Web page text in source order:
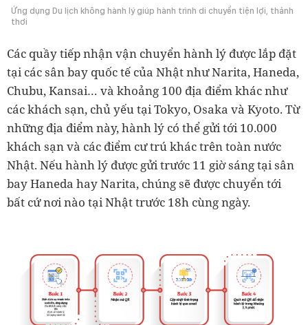
Ứng dụng Du lịch không hành lý giúp hành trình di chuyển tiện lợi, thảnh
thơi
Các quầy tiếp nhận vận chuyển hành lý được lắp đặt
tại các sân bay quốc tế của Nhật như Narita, Haneda,
Chubu, Kansai… và khoảng 100 địa điểm khác như
các khách sạn, chủ yếu tại Tokyo, Osaka và Kyoto. Từ
những địa điểm này, hành lý có thể gửi tới 10.000
khách sạn và các điểm cư trú khác trên toàn nước
Nhật. Nếu hành lý được gửi trước 11 giờ sáng tại sân
bay Haneda hay Narita, chúng sẽ được chuyển tới
bất cứ nơi nào tại Nhật trước 18h cùng ngày.